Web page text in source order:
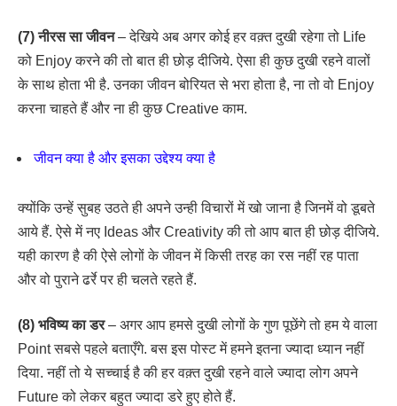
(7) नीरस सा जीवन– देखिये अब अगर कोई हर वक़्त दुखी रहेगा तो Life
को Enjoy करने की तो बात ही छोड़ दीजिये. ऐसा ही कुछ दुखी रहने वालों
के साथ होता भी है. उनका जीवन बोरियत से भरा होता है, ना तो वो Enjoy
करना चाहते हैं और ना ही कुछ Creative काम.
जीवन क्या है और इसका उद्देश्य क्या है
क्योंकि उन्हें सुबह उठते ही अपने उन्ही विचारों में खो जाना है जिनमें वो डूबते
आये हैं. ऐसे में नए Ideas और Creativity की तो आप बात ही छोड़ दीजिये.
यही कारण है की ऐसे लोगों के जीवन में किसी तरह का रस नहीं रह पाता
और वो पुराने ढर्रे पर ही चलते रहते हैं.
(8) भविष्य का डर– अगर आप हमसे दुखी लोगों के गुण पूछेंगे तो हम ये वाला
Point सबसे पहले बताएँगे. बस इस पोस्ट में हमने इतना ज्यादा ध्यान नहीं
दिया. नहीं तो ये सच्चाई है की हर वक़्त दुखी रहने वाले ज्यादा लोग अपने
Future को लेकर बहुत ज्यादा डरे हुए होते हैं.